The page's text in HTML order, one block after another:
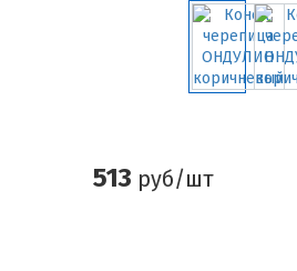
513 руб/шт